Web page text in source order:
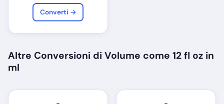
Converti →
Altre Conversioni di Volume come 12 fl oz in
ml